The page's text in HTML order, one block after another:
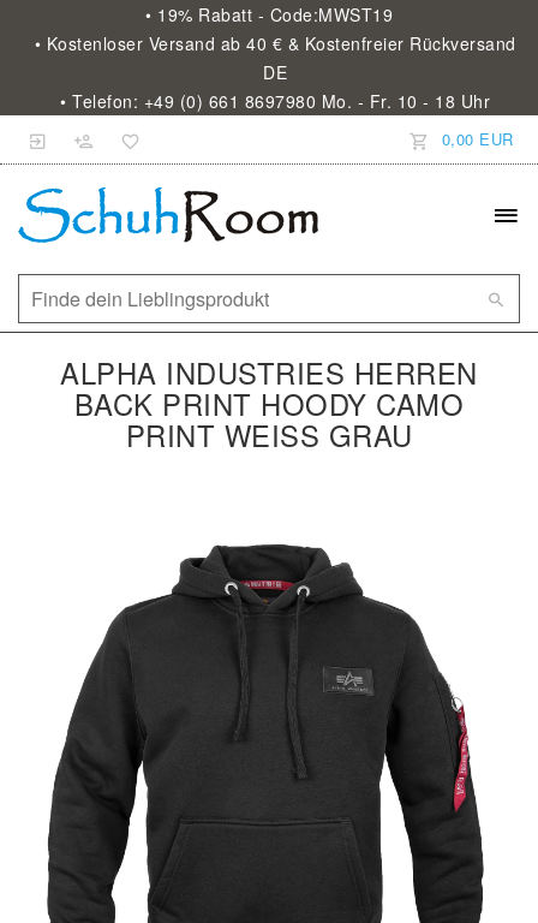
• 19% Rabatt - Code:MWST19
• Kostenloser Versand ab 40 € & Kostenfreier Rückversand
DE
• Telefon: +49 (0) 661 8697980 Mo. - Fr. 10 - 18 Uhr
0,00 EUR
ALPHA INDUSTRIES HERREN
BACK PRINT HOODY CAMO
PRINT WEISS GRAU